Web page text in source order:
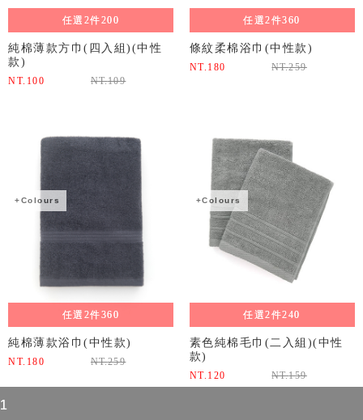
任選2件200
純棉薄款方巾(四入組)(中性
款)
NT. 100 NT.109
任選2件360
條紋柔棉浴巾(中性款)
NT. 180 NT.259
+Colours
任選2件360
純棉薄款浴巾(中性款)
NT. 180 NT.259
+Colours
任選2件240
素色純棉毛巾(二入組)(中性
款)
NT. 120 NT.159
1